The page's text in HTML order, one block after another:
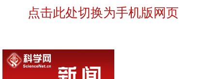
点击此处切换为手机版网页